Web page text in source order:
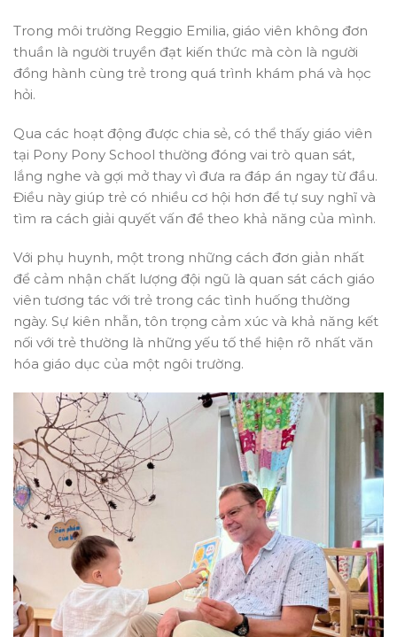
Trong môi trường Reggio Emilia, giáo viên không đơn
thuần là người truyền đạt kiến thức mà còn là người
đồng hành cùng trẻ trong quá trình khám phá và học
hỏi.
Qua các hoạt động được chia sẻ, có thể thấy giáo viên
tại Pony Pony School thường đóng vai trò quan sát,
lắng nghe và gợi mở thay vì đưa ra đáp án ngay từ đầu.
Điều này giúp trẻ có nhiều cơ hội hơn để tự suy nghĩ và
tìm ra cách giải quyết vấn đề theo khả năng của mình.
Với phụ huynh, một trong những cách đơn giản nhất
để cảm nhận chất lượng đội ngũ là quan sát cách giáo
viên tương tác với trẻ trong các tình huống thường
ngày. Sự kiên nhẫn, tôn trọng cảm xúc và khả năng kết
nối với trẻ thường là những yếu tố thể hiện rõ nhất văn
hóa giáo dục của một ngôi trường.